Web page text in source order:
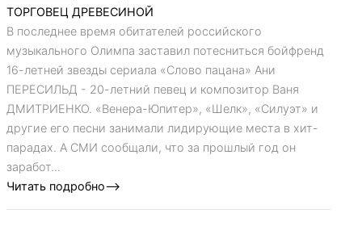
ТОРГОВЕЦ ДРЕВЕСИНОЙ
В последнее время обитателей российского
музыкального Олимпа заставил потесниться бойфренд
16-летней звезды сериала «Слово пацана» Ани
ПЕРЕСИЛЬД - 20-летний певец и композитор Ваня
ДМИТРИЕНКО. «Венера-Юпитер», «Шелк», «Силуэт» и
другие его песни занимали лидирующие места в хит-
парадах. А СМИ сообщали, что за прошлый год он
заработ...
Читать подробно-->